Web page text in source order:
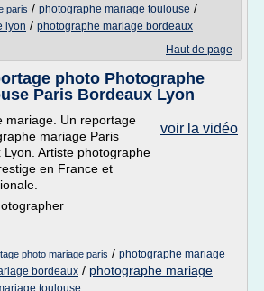
paris / photographe mariage toulouse /
lyon / photographe mariage bordeaux
Haut de page
photo Photographe
Paris Bordeaux Lyon
voir la vidéo
mariage. Un reportage
mariage Paris
Artiste photographe
en France et
photo mariage paris / photographe mariage
bordeaux / photographe mariage
toulouse